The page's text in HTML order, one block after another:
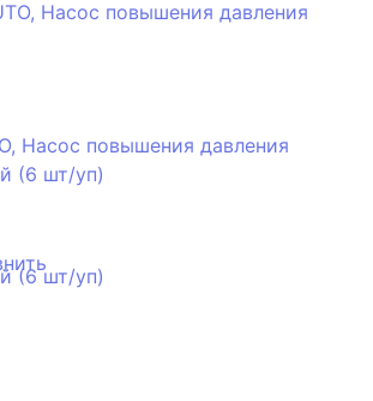
Насос повышения давления
(6 шт/уп)